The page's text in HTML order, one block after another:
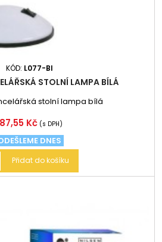
KÓD: L077-BI
STOLNÍ LAMPA BÍLÁ
stolní lampa bílá
Kč (s DPH)
DNES
Přidat do košíku